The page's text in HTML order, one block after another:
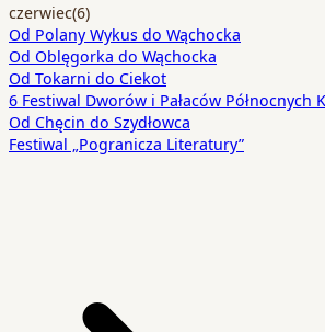
czerwiec(6)
Od Polany Wykus do Wąchocka
Od Oblęgorka do Wąchocka
Od Tokarni do Ciekot
6 Festiwal Dworów i Pałaców Północnych
Od Chęcin do Szydłowca
Festiwal „Pogranicza Literatury”